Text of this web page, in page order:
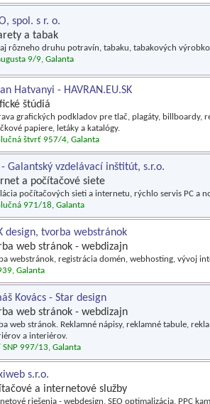
spol. s r. o.
a tabak
rôzneho druhu potravín, tabaku, tabakových
9/9, Galanta
Hatvanyi - HAVRAN.EU.SK
štúdiá
grafických podkladov pre tlač, plagáty, billboardy,
papiere, letáky a katalógy.
štvrť 957/4, Galanta
- Galantský vzdelávací inštitút, s.r.o.
a počítačové siete
počítačových sieti a internetu, rýchlo servis PC a
971/18, Galanta
design, tvorba webstránok
web stránok - webdizajn
webstránok, registrácia domén, webhosting, vývoj
Galanta
Kovács - Star design
web stránok - webdizajn
web stránok. Reklamné nápisy, reklamné tabule,
a interiérov.
SNP 997/13, Galanta
s.r.o.
a internetové služby
riešenia - webdesign, SEO optimalizácia, PPC